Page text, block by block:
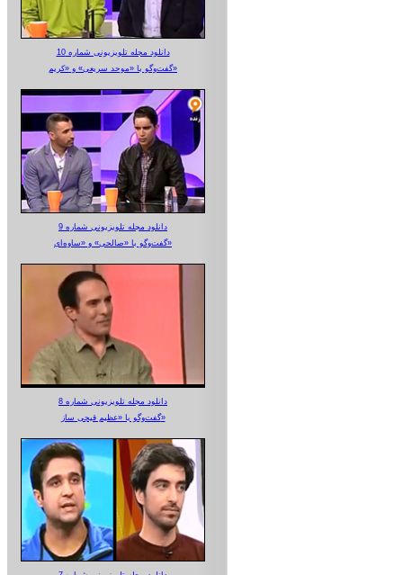
دانلود مجله تلویزیونی شماره 10
گفت‌وگو با «موحد سریعی» و «کریم»
دانلود مجله تلویزیونی شماره 9
گفت‌وگو با «صالحی» و «ساوه‌ای»
دانلود مجله تلویزیونی شماره 8
گفت‌وگو با «عظیم قیچی ساز»